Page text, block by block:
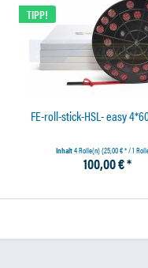
TIPP!
FE-roll-stick-HSL- easy
Inhalt4 Rolle(n)(25,00 € * / 1
100,00 € *